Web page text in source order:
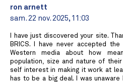
ron arnett
sam. 22 nov. 2025, 11:03
I have just discovered your site.
BRICS. I have never accepted
Western media about how
population, size and nature of their
self interest in making it work at
has to be a big deal. I was